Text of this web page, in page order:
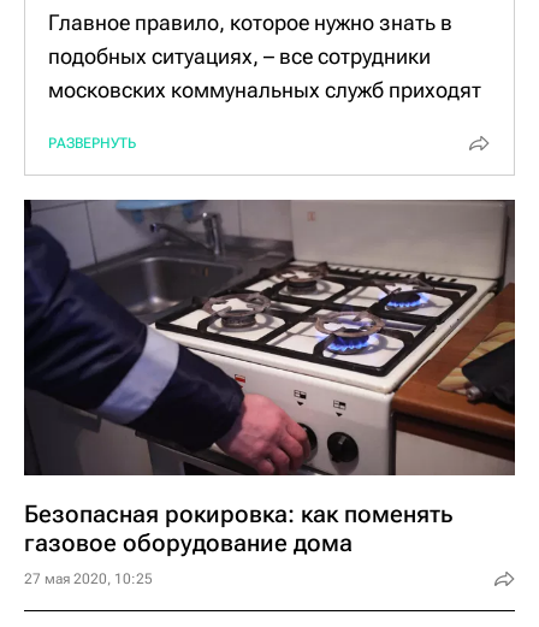
можно ознакомиться также на
официальном сайте "Мосгаза".
Главное правило, которое нужно знать в
подобных ситуациях, – все сотрудники
московских коммунальных служб приходят
предприятия, на которой имеются нашивки.
сотрудника спецодежду темно-синего цвета
со светоотражающими полосками. А на его
спине будет оранжевая кокетка с надписью
"Мосгаз" и фирменным логотипом.
Все специалисты компании носят с собой
удостоверение, которые вы имеете право
посмотреть. В случае сомнений можно
позвонить в "Мосгаз" и поинтересоваться,
именем. Если ваши просьбы и вопросы
встречают отказы у "специалиста", то
рекомендуем не пускать его в дом.
РАЗВЕРНУТЬ
Безопасная рокировка: как поменять
газовое оборудование дома
27 мая 2020, 10:25